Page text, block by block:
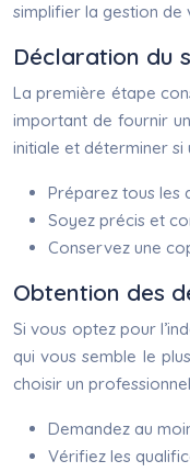
simplifier la gestion
Déclaration du
La première étape
important de fournir
initiale et déterminer si
Préparez tous les
Soyez précis et
Conservez une
Obtention des
Si vous optez pour
qui vous semble le
choisir un
Demandez au
Vérifiez les